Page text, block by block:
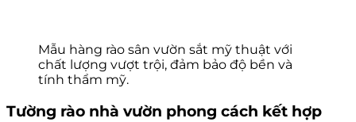
Mẫu hàng rào sân vườn sắt mỹ thuật với
chất lượng vượt trội, đảm bảo độ bền và
tính thẩm mỹ.
Tường rào nhà vườn phong cách kết hợp